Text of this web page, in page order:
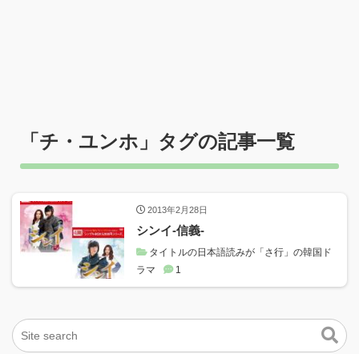
「チ・ユンホ 」タグの記事一覧
2013年2月28日
シンイ-信義-
タイトルの日本語読みが「さ行」の韓国ド
ラマ
1